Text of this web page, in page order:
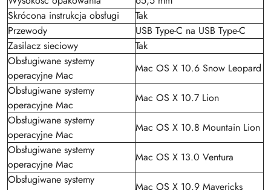
Skrócona instrukcja obsługi
Tak
Przewody
USB Type-C na USB Type-C
Zasilacz sieciowy
Tak
Obsługiwane systemy
operacyjne Mac
Mac OS X 10.6 Snow Leopard
Obsługiwane systemy
operacyjne Mac
Mac OS X 10.7 Lion
Obsługiwane systemy
operacyjne Mac
Mac OS X 10.8 Mountain Lion
Obsługiwane systemy
operacyjne Mac
Mac OS X 13.0 Ventura
Obsługiwane systemy
Mac OS X 10.9 Mavericks